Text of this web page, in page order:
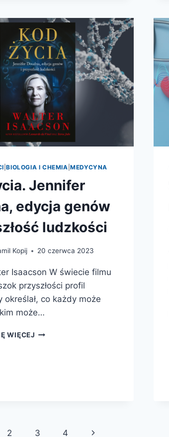
|BIOLOGIA I CHEMIA |MEDYCYNA
Jennifer
edycja genów
ludzkości
Kopij 20 czerwca 2023
Isaacson W świecie filmu
przyszłości profil
określał, co każdy może
może…
WIĘCEJ KOD
2 3 4 Następna